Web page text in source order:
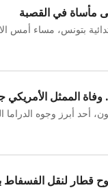
مأساة في القصبة
مساء أمس الاثنين 22 ديسمبر
الممثل الأمريكي
أبرز وجوه الدراما
قطار لنقل الفسفاط